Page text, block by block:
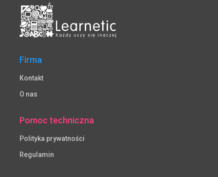
Firma
Kontakt
O nas
Pomoc techniczna
Polityka prywatności
Regulamin